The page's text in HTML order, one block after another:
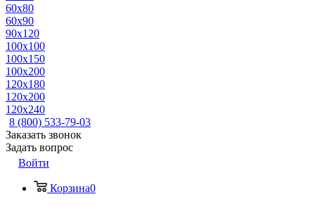
60x80
60x90
90x120
100x100
100x150
100x200
120x180
120x200
120x240
8 (800) 533-79-03
Заказать звонок
Задать вопрос
Войти
Корзина0